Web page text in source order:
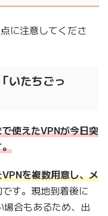
に注意してくださ
いたちごっ
使えたVPNが今日突
を複数用意し、メ
す。現地到着後に
合もあるため、出